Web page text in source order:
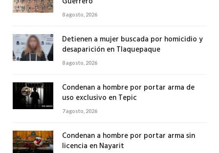
8 agosto, 2026
Detienen a mujer buscada por homicidio y
desaparición en Tlaquepaque
8 agosto, 2026
Condenan a hombre por portar arma de
uso exclusivo en Tepic
7 agosto, 2026
Condenan a hombre por portar arma sin
licencia en Nayarit